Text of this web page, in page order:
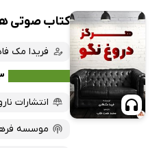
کتاب صوتی
فریدا مک
انتشارات
موسسه